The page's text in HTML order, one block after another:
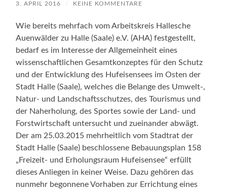
3. APRIL 2016 / KEINE KOMMENTARE
Wie bereits mehrfach vom Arbeitskreis Hallesche
Auenwälder zu Halle (Saale) e.V. (AHA) festgestellt,
bedarf es im Interesse der Allgemeinheit eines
wissenschaftlichen Gesamtkonzeptes für den Schutz
und der Entwicklung des Hufeisensees im Osten der
Stadt Halle (Saale), welches die Belange des Umwelt-,
Natur- und Landschaftsschutzes, des Tourismus und
der Naherholung, des Sportes sowie der Land- und
Forstwirtschaft untersucht und zueinander abwägt.
Der am 25.03.2015 mehrheitlich vom Stadtrat der
Stadt Halle (Saale) beschlossene Bebauungsplan 158
„Freizeit- und Erholungsraum Hufeisensee“ erfüllt
dieses Anliegen in keiner Weise. Dazu gehören das
nunmehr begonnene Vorhaben zur Errichtung eines